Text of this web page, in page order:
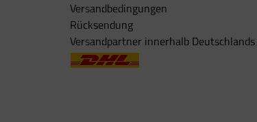
Versandbedingungen
Rücksendung
Versandpartner innerhalb Deutschlands